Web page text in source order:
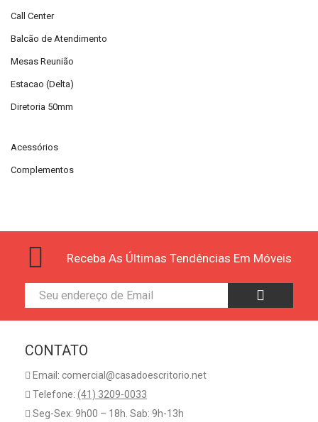
Call Center
Balcão de Atendimento
Mesas Reunião
Estacao (Delta)
Diretoria 50mm
Acessórios
Complementos
Receba As Últimas Tendências Em Móveis
CONTATO
Email: comercial@casadoescritorio.net
Telefone: (41) 3209-0033
Seg-Sex: 9h00 – 18h. Sab: 9h-13h